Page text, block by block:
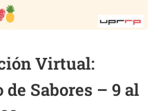
Virtual:
Sabores – 9 al